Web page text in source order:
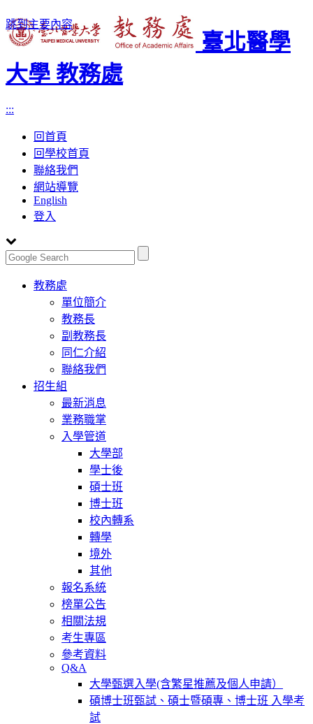
跳到主要內容
臺北醫學
大學 教務處
:::
回首頁
回學校首頁
聯絡我們
網站導覽
English
登入
Toggle
navigation
教務處
單位簡介
教務長
副教務長
同仁介紹
聯絡我們
招生組
最新消息
業務職掌
入學管道
大學部
學士後
碩士班
博士班
校內轉系
轉學
境外
其他
報名系統
榜單公告
相關法規
考生專區
參考資料
Q&A
大學甄選入學(含繁星推薦及個人申請）
碩博士班甄試、碩士暨碩專、博士班 入學考
試